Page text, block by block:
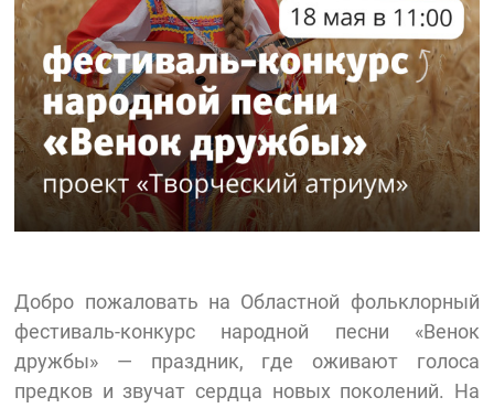
Добро пожаловать на Областной фольклорный
фестиваль-конкурс народной песни «Венок
дружбы» — праздник, где оживают голоса
предков и звучат сердца новых поколений. На